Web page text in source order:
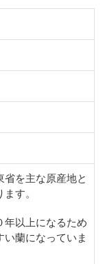
を主な原産地と
す。
年以上になるため
蘭になっていま